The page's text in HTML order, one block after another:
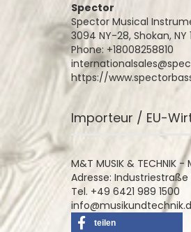
Spector
Spector Musical
3094 NY-28, Shokan,
Phone: +18008258810
https://
Importeur / EU-
M&T MUSIK & TECHNIK -
Adresse: Industriestraße
Tel. +49 6421 989 1500
teilen